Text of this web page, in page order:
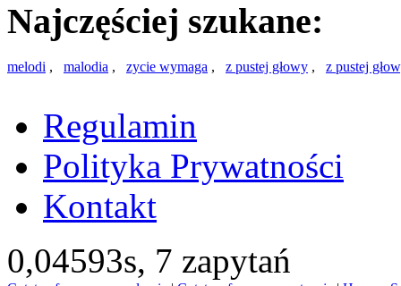
Najczęściej szukane:
melodi , malodia , zycie wymaga , z pustej głowy , z pustej
Regulamin
Polityka Prywatności
Kontakt
0,04593s, 7 zapytań